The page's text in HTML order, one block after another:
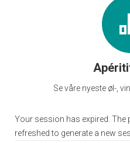
Se våre nyeste øl-,
Your session has expired. The
refreshed to generate a new